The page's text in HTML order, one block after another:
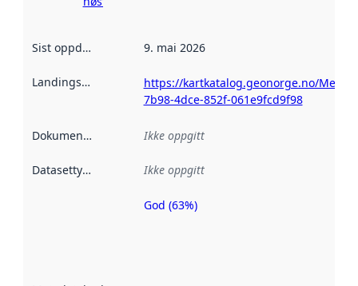
Sist oppdatert 9. mai 2026
Landingsside
https://kartkatalog.geonorge.no/
7b98-4dce-852f-061e9fcd9f98
Dokumentasjon Ikke oppgitt
Datasettype Ikke oppgitt
Metadatakvalitet
God (63%)